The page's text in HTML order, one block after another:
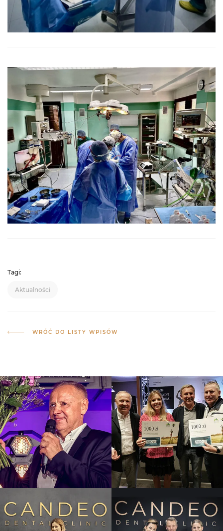
Tagi:
Aktualności
WRÓĆ DO LISTY WPISÓW